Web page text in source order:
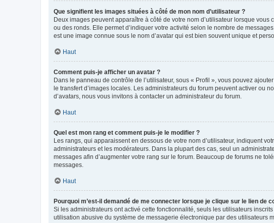
Que signifient les images situées à côté de mon nom d’utilisateur ?
Deux images peuvent apparaître à côté de votre nom d’utilisateur lorsque
ou des ronds. Elle permet d’indiquer votre activité selon le nombre de
est une image connue sous le nom d’avatar qui est bien souvent unique et
Haut
Comment puis-je afficher un avatar ?
Dans le panneau de contrôle de l’utilisateur, sous « Profil », vous pouvez
le transfert d’images locales. Les administrateurs du forum peuvent activer ou
d’avatars, nous vous invitons à contacter un administrateur du forum.
Haut
Quel est mon rang et comment puis-je le modifier ?
Les rangs, qui apparaissent en dessous de votre nom d’utilisateur, indiquent
administrateurs et les modérateurs. Dans la plupart des cas, seul un
messages afin d’augmenter votre rang sur le forum. Beaucoup de forums ne
messages.
Haut
Pourquoi m’est-il demandé de me connecter lorsque je clique sur le lien de
Si les administrateurs ont activé cette fonctionnalité, seuls les utilisateurs
utilisation abusive du système de messagerie électronique par des utilisateurs